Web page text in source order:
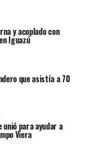
y acoplado con
Iguazú
que asistía a 70
unió para ayudar a
Viera